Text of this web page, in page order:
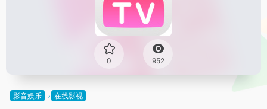
0 952
影音娱乐 在线影视